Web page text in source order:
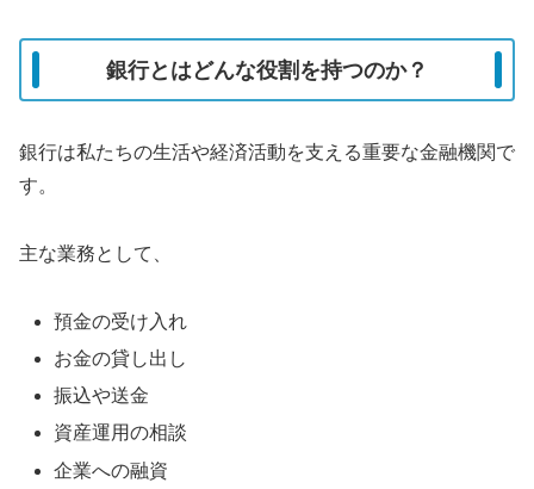
銀行とはどんな役割を持つのか？
銀行は私たちの生活や経済活動を支える重要な金融機関で
す。
主な業務として、
預金の受け入れ
お金の貸し出し
振込や送金
資産運用の相談
企業への融資